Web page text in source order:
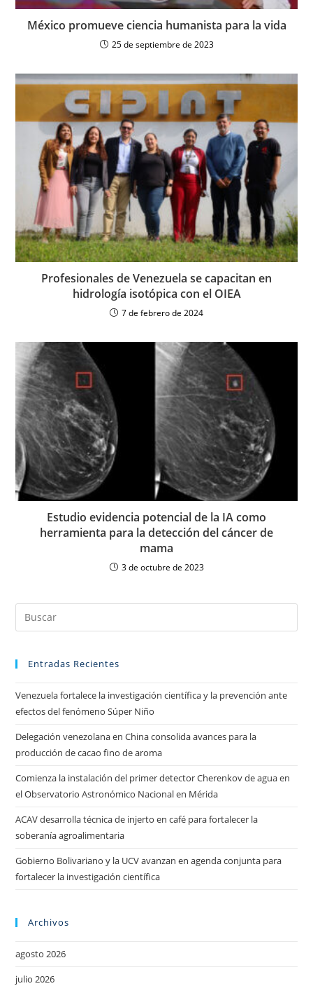
México promueve ciencia humanista para la vida
25 de septiembre de 2023
Profesionales de Venezuela se capacitan en
hidrología isotópica con el OIEA
7 de febrero de 2024
Estudio evidencia potencial de la IA como
herramienta para la detección del cáncer de
mama
3 de octubre de 2023
Entradas Recientes
Venezuela fortalece la investigación científica y la prevención ante
efectos del fenómeno Súper Niño
Delegación venezolana en China consolida avances para la
producción de cacao fino de aroma
Comienza la instalación del primer detector Cherenkov de agua en
el Observatorio Astronómico Nacional en Mérida
ACAV desarrolla técnica de injerto en café para fortalecer la
soberanía agroalimentaria
Gobierno Bolivariano y la UCV avanzan en agenda conjunta para
fortalecer la investigación científica
Archivos
agosto 2026
julio 2026